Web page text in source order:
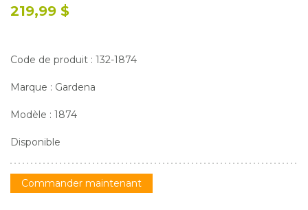
219,99 $
Code de produit : 132-1874
Marque : Gardena
Modèle : 1874
Disponible
Commander maintenant